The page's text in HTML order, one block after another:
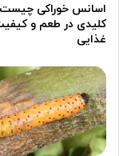
اسانس خوراکی
کلیدی در طعم و
غذایی